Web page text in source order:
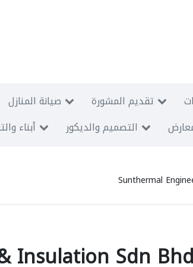
صيانة المنازل تقديم المشورة
أبناء التصميم والديكور
Sunthermal
Insulation Sdn Bhd